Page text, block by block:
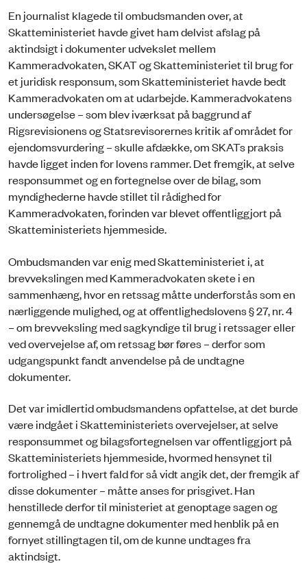
En journalist klagede til ombudsmanden over, at
Skatteministeriet havde givet ham delvist afslag på
aktindsigt i dokumenter udvekslet mellem
Kammeradvokaten, SKAT og Skatteministeriet til brug for
et juridisk responsum, som Skatteministeriet havde bedt
Kammeradvokaten om at udarbejde. Kammeradvokatens
undersøgelse – som blev iværksat på baggrund af
Rigsrevisionens og Statsrevisorernes kritik af området for
ejendomsvurdering – skulle afdække, om SKATs praksis
havde ligget inden for lovens rammer. Det fremgik, at selve
responsummet og en fortegnelse over de bilag, som
myndighederne havde stillet til rådighed for
Kammeradvokaten, forinden var blevet offentliggjort på
Skatteministeriets hjemmeside.
Ombudsmanden var enig med Skatteministeriet i, at
brevvekslingen med Kammeradvokaten skete i en
sammenhæng, hvor en retssag måtte underforstås som en
nærliggende mulighed, og at offentlighedslovens § 27, nr. 4
– om brevveksling med sagkyndige til brug i retssager eller
ved overvejelse af, om retssag bør føres – derfor som
udgangspunkt fandt anvendelse på de undtagne
dokumenter.
Det var imidlertid ombudsmandens opfattelse, at det burde
være indgået i Skatteministeriets overvejelser, at selve
responsummet og bilagsfortegnelsen var offentliggjort på
Skatteministeriets hjemmeside, hvormed hensynet til
fortrolighed – i hvert fald for så vidt angik det, der fremgik af
disse dokumenter – måtte anses for prisgivet. Han
henstillede derfor til ministeriet at genoptage sagen og
gennemgå de undtagne dokumenter med henblik på en
fornyet stillingtagen til, om de kunne undtages fra
aktindsigt.